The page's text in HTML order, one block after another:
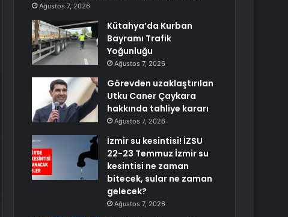
Ağustos 7, 2026
Kütahya’da Kurban
Bayramı Trafik
Yoğunluğu
Ağustos 7, 2026
Görevden uzaklaştırılan
Utku Caner Çaykara
hakkında tahliye kararı
Ağustos 7, 2026
İzmir su kesintisi! İZSU
22-23 Temmuz İzmir su
kesintisi ne zaman
bitecek, sular ne zaman
gelecek?
Ağustos 7, 2026